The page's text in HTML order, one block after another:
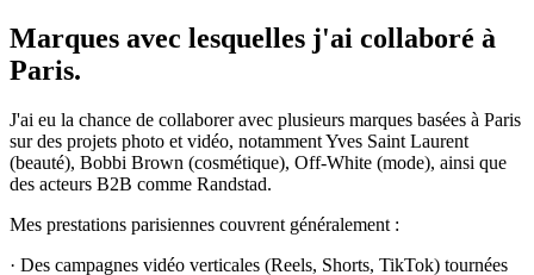
Marques avec lesquelles j'ai collaboré à
Paris.
J'ai eu la chance de collaborer avec plusieurs marques basées à Paris
sur des projets photo et vidéo, notamment Yves Saint Laurent
(beauté), Bobbi Brown (cosmétique), Off-White (mode), ainsi que
des acteurs B2B comme Randstad.
Mes prestations parisiennes couvrent généralement :
· Des campagnes vidéo verticales (Reels, Shorts, TikTok) tournées